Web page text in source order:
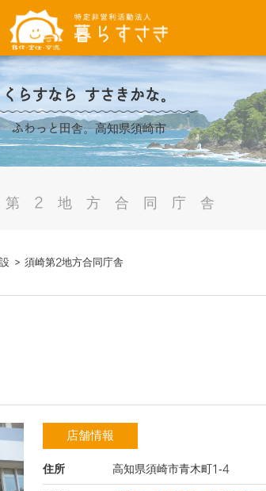
くらすなら すさきかな。
ふわっと田舎。高知県須崎市
第2地方合同庁舎
> 須崎第2地方合同庁舎
店舗情報
住所 高知県須崎市青木町1‐4